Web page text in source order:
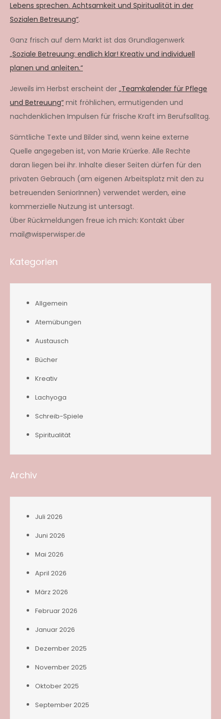
Lebens sprechen. Achtsamkeit und Spiritualität in der
Sozialen Betreuung“.
Ganz frisch auf dem Markt ist das Grundlagenwerk
„Soziale Betreuung: endlich klar! Kreativ und individuell
planen und anleiten.“
Jeweils im Herbst erscheint der „Teamkalender für Pflege
und Betreuung“ mit fröhlichen, ermutigenden und
nachdenklichen Impulsen für frische Kraft im Berufsalltag.
Sämtliche Texte und Bilder sind, wenn keine externe
Quelle angegeben ist, von Marie Krüerke. Alle Rechte
daran liegen bei ihr. Inhalte dieser Seiten dürfen für den
privaten Gebrauch (am eigenen Arbeitsplatz mit den zu
betreuenden SeniorInnen) verwendet werden, eine
kommerzielle Nutzung ist untersagt.
Über Rückmeldungen freue ich mich: Kontakt über
mail@wisperwisper.de
Kategorien
Allgemein
Atemübungen
Austausch
Bücher
Kreativ
Lachyoga
Schreib-Spiele
Spiritualität
Archiv
Juli 2026
Juni 2026
Mai 2026
April 2026
März 2026
Februar 2026
Januar 2026
Dezember 2025
November 2025
Oktober 2025
September 2025